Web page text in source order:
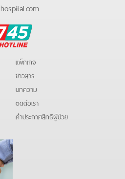
แพ็กเกจ
ข่าวสาร
บทความ
ติดต่อเรา
คําประกาศสิทธิผู้ป่วย